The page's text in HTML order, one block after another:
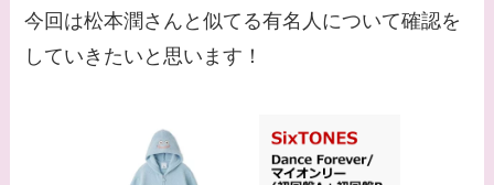
との馴れ初めは？
今回は松本潤さんと似てる有名人について確認を
していきたいと思います！